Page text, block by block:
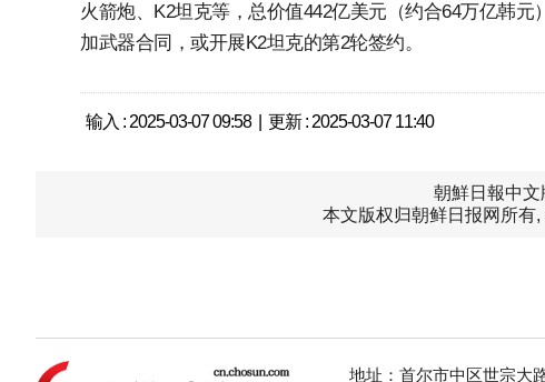
火箭炮、K2坦克等，总价值442亿美元（约合64万亿韩
加武器合同，或开展K2坦克的第2轮签约。
输入 : 2025-03-07 09:58 | 更新 : 2025-03-07 11:40
朝鮮日報中
本文版权归朝鲜日报网所有
地址：首尔市中区世宗大